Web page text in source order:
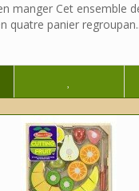
manger Cet ensemble
quatre panier regroupan..